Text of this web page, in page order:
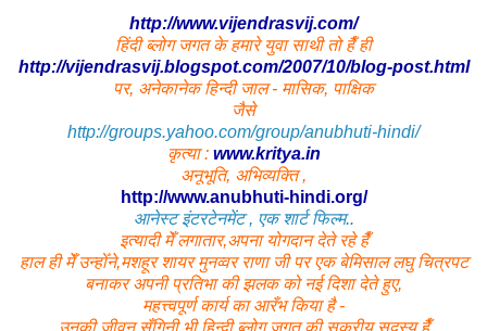
http://www.vijendrasvij.com/
हिंदी ब्लोग जगत के हमारे युवा साथी तो हैँ ही
http://vijendrasvij.blogspot.com/2007/10/blog-post.html
पर, अनेकानेक हिन्दी जाल - मासिक, पाक्षिक
जैसे
http://groups.yahoo.com/group/anubhuti-hindi/
कृत्या : www.kritya.in
अनूभूति, अभिव्यक्ति ,
http://www.anubhuti-hindi.org/
आनेस्ट इंटरटेनमेंट , एक शार्ट फिल्म..
इत्यादी मेँ लगातार,अपना योगदान देते रहे हैँ
हाल ही मेँ उन्होँने,मशहूर शायर मुनव्वर राणा जी पर एक बेमिसाल लघु चित्रपट
बनाकर अपनी प्रतिभा की झलक को नई दिशा देते हुए,
महत्त्वपूर्ण कार्य का आरँभ किया है -
उनकी जीवन सँगिनी भी हिन्दी ब्लोग जगत की सक्रीय सदस्य हैँ